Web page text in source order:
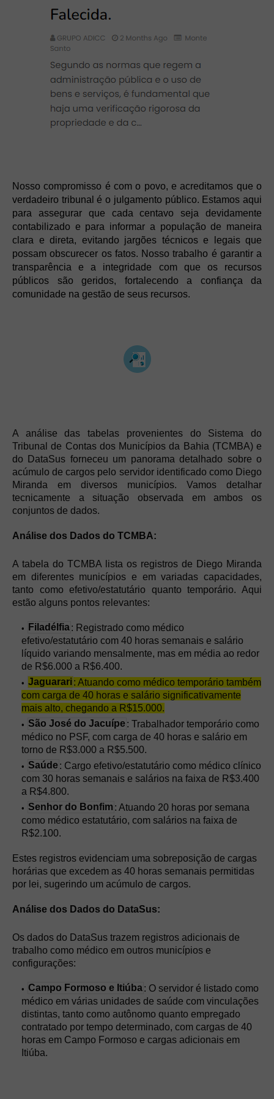
Nosso compromisso é com o povo, e acreditamos que o
verdadeiro tribunal é o julgamento público. Estamos aqui
para assegurar que cada centavo seja devidamente
contabilizado e para informar a população de maneira
clara e direta, evitando jargões técnicos e legais que
possam obscurecer os fatos. Nosso trabalho é garantir a
transparência e a integridade com que os recursos
públicos são geridos, fortalecendo a confiança da
comunidade na gestão de seus recursos.
A análise das tabelas provenientes do Sistema do
Tribunal de Contas dos Municípios da Bahia (TCMBA) e
do DataSus forneceu um panorama detalhado sobre o
acúmulo de cargos pelo servidor identificado como Diego
Miranda em diversos municípios. Vamos detalhar
tecnicamente a situação observada em ambos os
conjuntos de dados.
Análise dos Dados do TCMBA:
A tabela do TCMBA lista os registros de Diego Miranda
em diferentes municípios e em variadas capacidades,
tanto como efetivo/estatutário quanto temporário. Aqui
estão alguns pontos relevantes:
Filadélfia: Registrado como médico
efetivo/estatutário com 40 horas semanais e salário
líquido variando mensalmente, mas em média ao redor
de R$6.000 a R$6.400.
Jaguarari: Atuando como médico temporário também
com carga de 40 horas e salário significativamente
mais alto, chegando a R$15.000.
São José do Jacuípe: Trabalhador temporário como
médico no PSF, com carga de 40 horas e salário em
torno de R$3.000 a R$5.500.
Saúde: Cargo efetivo/estatutário como médico clínico
com 30 horas semanais e salários na faixa de R$3.400
a R$4.800.
Senhor do Bonfim : Atuando 20 horas por semana
como médico estatutário, com salários na faixa de
R$2.100.
Estes registros evidenciam uma sobreposição de cargas
horárias que excedem as 40 horas semanais permitidas
por lei, sugerindo um acúmulo de cargos.
Análise dos Dados do DataSus:
Os dados do DataSus trazem registros adicionais de
trabalho como médico em outros municípios e
configurações:
Campo Formoso e Itiúba: O servidor é listado como
médico em várias unidades de saúde com vinculações
distintas, tanto como autônomo quanto empregado
contratado por tempo determinado, com cargas de 40
horas em Campo Formoso e cargas adicionais em
Itiúba.